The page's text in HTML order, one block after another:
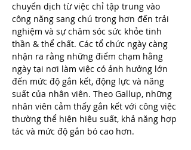
chuyển dịch từ việc chỉ tập trung vào
công năng sang chú trọng hơn đến trải
nghiệm và sự chăm sóc sức khỏe tinh
thần & thể chất. Các tổ chức ngày càng
nhận ra rằng những điểm chạm hằng
ngày tại nơi làm việc có ảnh hưởng lớn
đến mức độ gắn kết, động lực và năng
suất của nhân viên. Theo Gallup, những
nhân viên cảm thấy gắn kết với công việc
thường thể hiện hiệu suất, khả năng hợp
tác và mức độ gắn bó cao hơn.